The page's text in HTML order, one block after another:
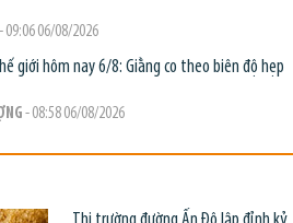
- 09:06 06/08/2026
giới hôm nay 6/8: Giằng co theo biên độ hẹp
- 08:58 06/08/2026